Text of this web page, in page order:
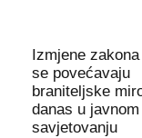
Izmjene
se povećavaju
braniteljske
danas u javnom
savjetovanju